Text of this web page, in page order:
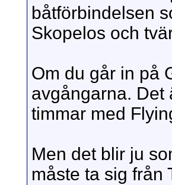
båtförbindelsen
Skopelos och
Om du går in på
avgångarna. Det
timmar med
Men det blir ju
måste ta sig från